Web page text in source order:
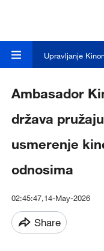
Upravljanje
Ambasador
država
usmerenje
odnosima
02:45:47,14-May-2026
Share